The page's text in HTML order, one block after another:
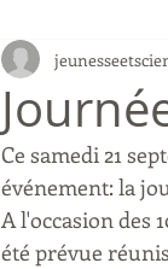
Ce samedi 21
événement: la
A l'occasion des
été prévue